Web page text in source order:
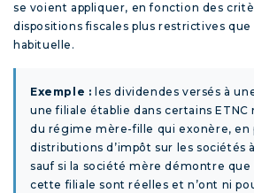
se voient appliquer, en fonction des
dispositions fiscales plus restrictives
habituelle.
Exemple : les dividendes versés à
une filiale établie dans certains ETNC
du régime mère-fille qui exonère, en
distributions d’impôt sur les sociétés
sauf si la société mère démontre que
cette filiale sont réelles et n’ont ni